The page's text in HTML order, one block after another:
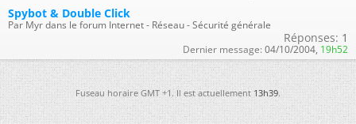
Spybot & Double Click
Par Myr dans le forum Internet - Réseau - Sécurité générale
Réponses: 1
Dernier message: 04/10/2004, 19h52
Fuseau horaire GMT +1. Il est actuellement13h39.